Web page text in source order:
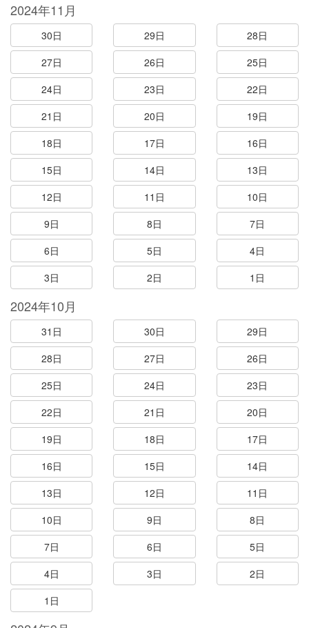
2024年11月
30日 29日
28日
27日
26日
25日
24日
23日
22日
21日
20日
19日
18日
17日
16日
15日
14日
13日
12日
11日
10日
9日
8日
7日
6日
5日
4日
3日
2日 1日
2024年10月
31日 30日
29日
28日
27日
26日
25日
24日
23日
22日
21日
20日
19日
18日
17日
16日
15日
14日
13日
12日
11日
10日
9日
8日
7日
6日
5日
4日
3日
2日
1日